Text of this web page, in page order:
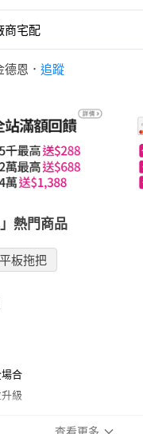
商宅配
德恩 ． 追蹤
熱門商品
板拖把
合
級